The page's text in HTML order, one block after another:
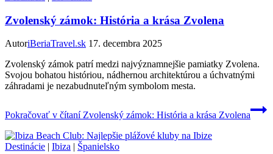
Zvolenský zámok: História a krása Zvolena
AutoriBeriaTravel.sk 17. decembra 2025
Zvolenský zámok patrí medzi najvýznamnejšie pamiatky Zvolena.
Svojou bohatou históriou, nádhernou architektúrou a úchvatnými
záhradami je nezabudnuteľným symbolom mesta.
Pokračovať v čítaníZvolenský zámok: História a krása Zvolena
Destinácie | Ibiza | Španielsko